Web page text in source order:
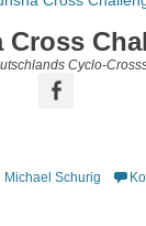
Cross
Cyclo-
Michael Schurig